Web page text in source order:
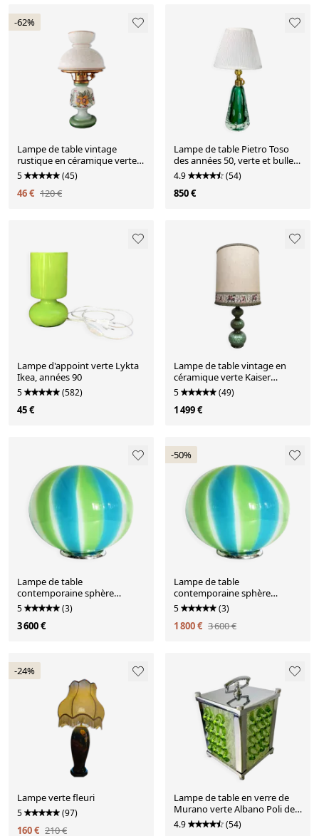
-62%
Lampe de table vintage
rustique en céramique verte
et verre des années 1960
5 (45)
46 € 120 €
Lampe de table Pietro Toso
des années 50, verte et bulle
Sommerso Murano, Italie
4.9 (54)
850 €
Lampe d'appoint verte Lykta
Ikea, années 90
5 (582)
45 €
Lampe de table vintage en
céramique verte Kaiser
Leuchten
5 (49)
1 499 €
Lampe de table
contemporaine sphère
laiteuse, bleue et verte en
verre de Murano
5 (3)
3 600 €
-50%
Lampe de table
contemporaine sphère
laiteuse, bleue et verte en
verre de Murano
5 (3)
1 800 € 3 600 €
-24%
Lampe verte fleuri
5 (97)
160 € 210 €
Lampe de table en verre de
Murano verte Albano Poli des
années 1960 pour Poliarte,
Italie.
4.9 (54)